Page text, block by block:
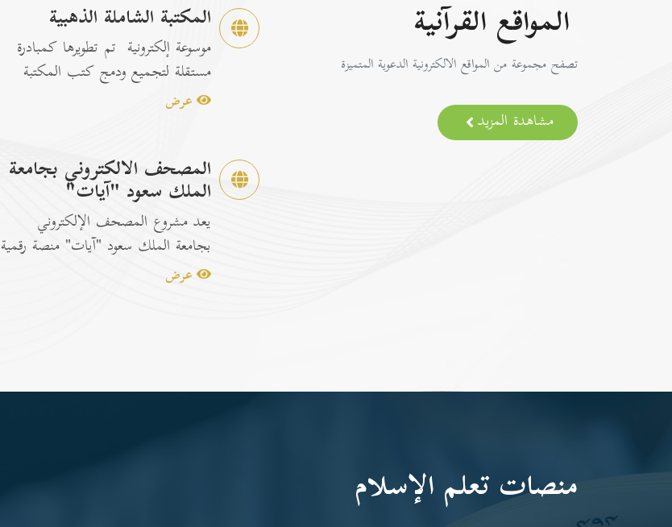
المواقع القرآنية
تصفح مجموعة من المواقع الالكترونية الدعوية المتميزة
مشاهدة المزيد
المكتبة الشاملة الذهبية
موسوعة إلكترونية تم تطويرها كمبادرة
مستقلة لتجميع ودمج كتب المكتبة
الشاملة الرسمية مع إصدارات...
عرض
المصحف الالكتروني بجامعة
الملك سعود "آيات"
يعد مشروع المصحف الإلكتروني
بجامعة الملك سعود "آيات" منصة رقمية
متكاملة ومخصصة لتصفح وقراءة القرآن
عرض
منصات تعلم الإسلام